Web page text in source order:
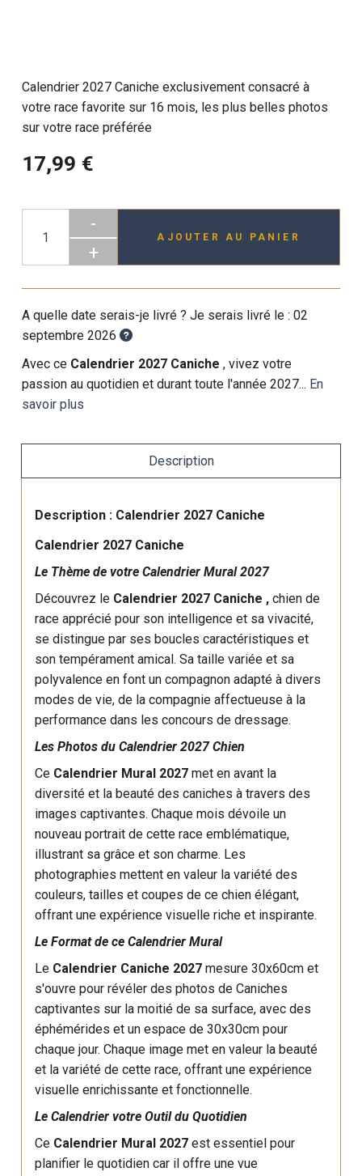
Calendrier 2027 Caniche exclusivement consacré à
votre race favorite sur 16 mois, les plus belles photos
sur votre race préférée
17,99 €
-
+
AJOUTER AU PANIER
A quelle date serais-je livré ? Je serais livré le :02
septembre 2026
Avec ce Calendrier 2027 Caniche, vivez votre
passion au quotidien et durant toute l'année 2027... En
savoir plus
Description
Description : Calendrier 2027 Caniche
Calendrier 2027 Caniche
Le Thème de votre Calendrier Mural 2027
Découvrez le Calendrier 2027 Caniche ,chien de
race apprécié pour son intelligence et sa vivacité,
se distingue par ses boucles caractéristiques et
son tempérament amical. Sa taille variée et sa
polyvalence en font un compagnon adapté à divers
modes de vie, de la compagnie affectueuse à la
performance dans les concours de dressage.
Les Photos du Calendrier 2027 Chien
Ce Calendrier Mural 2027 met en avant la
diversité et la beauté des caniches à travers des
images captivantes. Chaque mois dévoile un
nouveau portrait de cette race emblématique,
illustrant sa grâce et son charme. Les
photographies mettent en valeur la variété des
couleurs, tailles et coupes de ce chien élégant,
offrant une expérience visuelle riche et inspirante.
Le Format de ce Calendrier Mural
Le Calendrier Caniche 2027mesure 30x60cm et
s'ouvre pour révéler des photos de Caniches
captivantes sur la moitié de sa surface, avec des
éphémérides et un espace de 30x30cm pour
chaque jour. Chaque image met en valeur la beauté
et la variété de cette race, offrant une expérience
visuelle enrichissante et fonctionnelle.
Le Calendrier votre Outil du Quotidien
Ce Calendrier Mural 2027 est essentiel pour
planifier le quotidien car il offre une vue